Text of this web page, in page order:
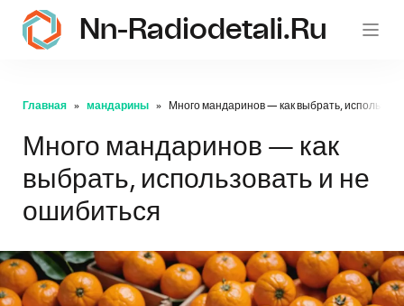
Nn-Radiodetali.ru
Главная мандарины Много мандаринов — как выбрать,
Много мандаринов — как
выбрать, использовать и не
ошибиться